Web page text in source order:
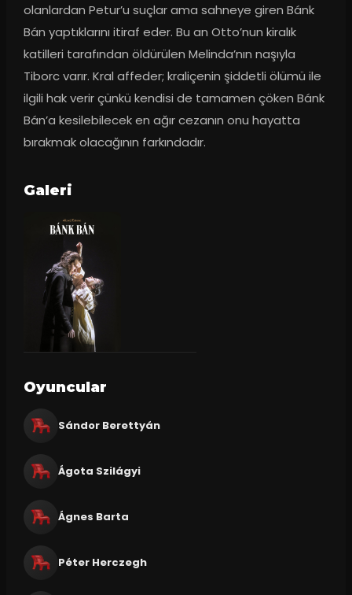
olanlardan Petur’u suçlar ama sahneye giren Bánk
Bán yaptıklarını itiraf eder. Bu an Otto’nun kiralık
katilleri tarafından öldürülen Melinda’nın naşıyla
Tiborc varır. Kral affeder; kraliçenin şiddetli ölümü ile
ilgili hak verir çünkü kendisi de tamamen çöken Bánk
Bán’a kesilebilecek en ağır cezanın onu hayatta
bırakmak olacağının farkındadır.
Galeri
Oyuncular
Sándor Berettyán
Ágota Szilágyi
Ágnes Barta
Péter Herczegh